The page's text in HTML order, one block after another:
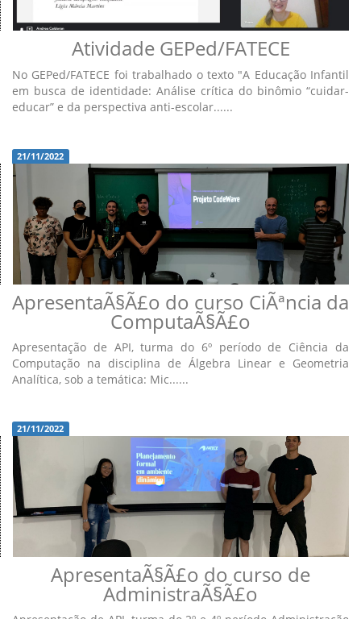
Atividade GEPed/FATECE
No GEPed/FATECE foi trabalhado o texto "A Educação Infantil
em busca de identidade: Análise crítica do binômio “cuidar-
educar” e da perspectiva anti-escolar......
21/11/2022
ApresentaÃ§Ã£o do curso CiÃªncia da
ComputaÃ§Ã£o
Apresentação de API, turma do 6º período de Ciência da
Computação na disciplina de Álgebra Linear e Geometria
Analítica, sob a temática: Mic......
21/11/2022
ApresentaÃ§Ã£o do curso de
AdministraÃ§Ã£o